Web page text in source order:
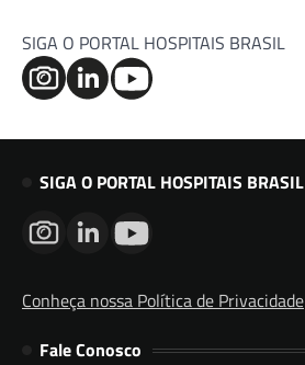
SIGA O PORTAL HOSPITAIS BRASIL
SIGA O PORTAL HOSPITAIS BRASIL
Conheça nossa Política de Privacidade
Fale Conosco